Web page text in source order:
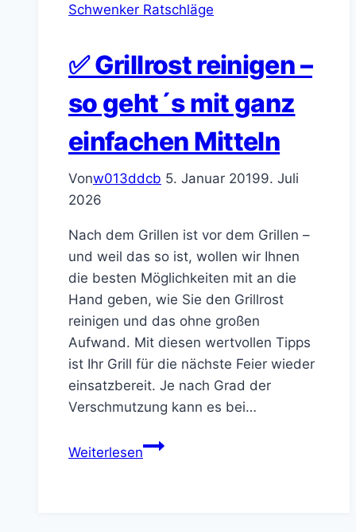
Schwenker Ratschläge
✅ Grillrost reinigen –
so geht´s mit ganz
einfachen Mitteln
Vonw013ddcb 5. Januar 20199. Juli
2026
Nach dem Grillen ist vor dem Grillen –
und weil das so ist, wollen wir Ihnen
die besten Möglichkeiten mit an die
Hand geben, wie Sie den Grillrost
reinigen und das ohne großen
Aufwand. Mit diesen wertvollen Tipps
ist Ihr Grill für die nächste Feier wieder
einsatzbereit. Je nach Grad der
Verschmutzung kann es bei…
Weiterlesen✅